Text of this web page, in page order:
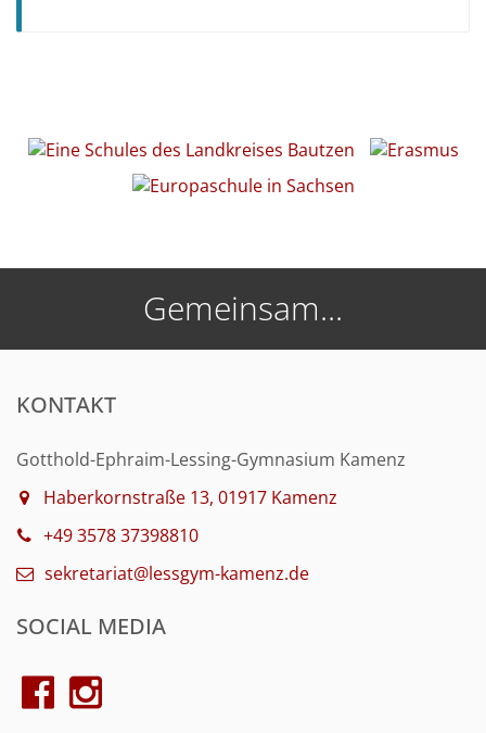
Gemeinsam...
KONTAKT
Gotthold-Ephraim-Lessing-Gymnasium Kamenz
Haberkornstraße 13, 01917 Kamenz
+49 3578 37398810
sekretariat@lessgym-kamenz.de
SOCIAL MEDIA